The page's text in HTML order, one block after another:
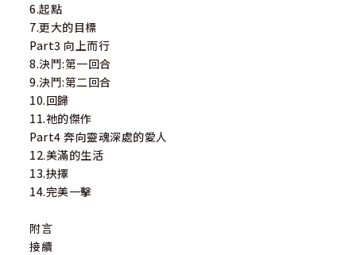
6.起點
7.更大的目標
Part3 向上而行
8.決鬥:第一回合
9.決鬥:第二回合
10.回歸
11.祂的傑作
Part4 奔向靈魂深處的愛人
12.美滿的生活
13.抉擇
14.完美一擊
附言
接續